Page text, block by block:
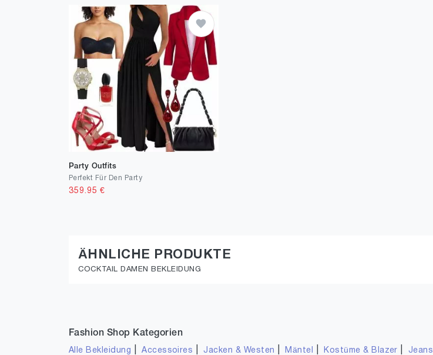
Party Outfits
Perfekt Für Den Party
359.95 €
ÄHNLICHE PRODUKTE
COCKTAIL DAMEN BEKLEIDUNG
Fashion Shop Kategorien
Alle Bekleidung |Accessoires Jacken & Westen Mäntel Kostüme & Blazer Jeans